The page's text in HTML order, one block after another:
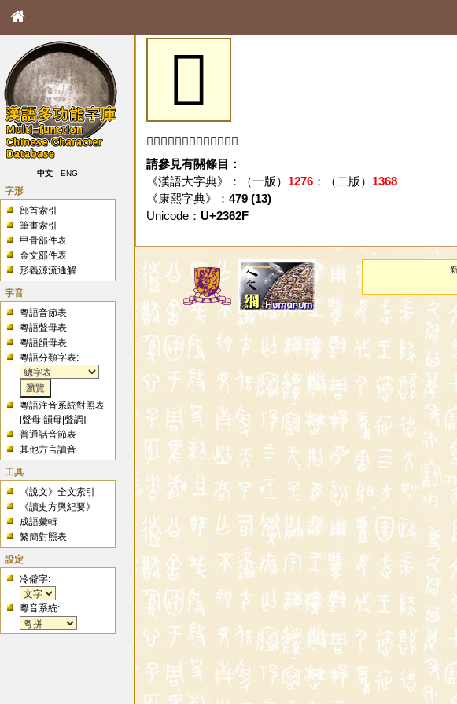
中文 ENG
字形
部首索引
筆畫索引
甲骨部件表
金文部件表
形義源流通解
字音
粵語音節表
粵語聲母表
粵語韻母表
粵語分類字表:
粵語注音系統對照表
[聲母 |韻母 |聲調]
普通話音節表
其他方言讀音
工具
《說文》全文索引
《讀史方輿紀要》
成語彙輯
繁簡對照表
設定
冷僻字:
粵音系統:
𣘯
「𣘯」字未收錄於本資料庫。
請參見有關條目：
《漢語大字典》：（一版） 1276；（二版） 1368
《康熙字典》： 479 (13)
Unicode： U+2362F